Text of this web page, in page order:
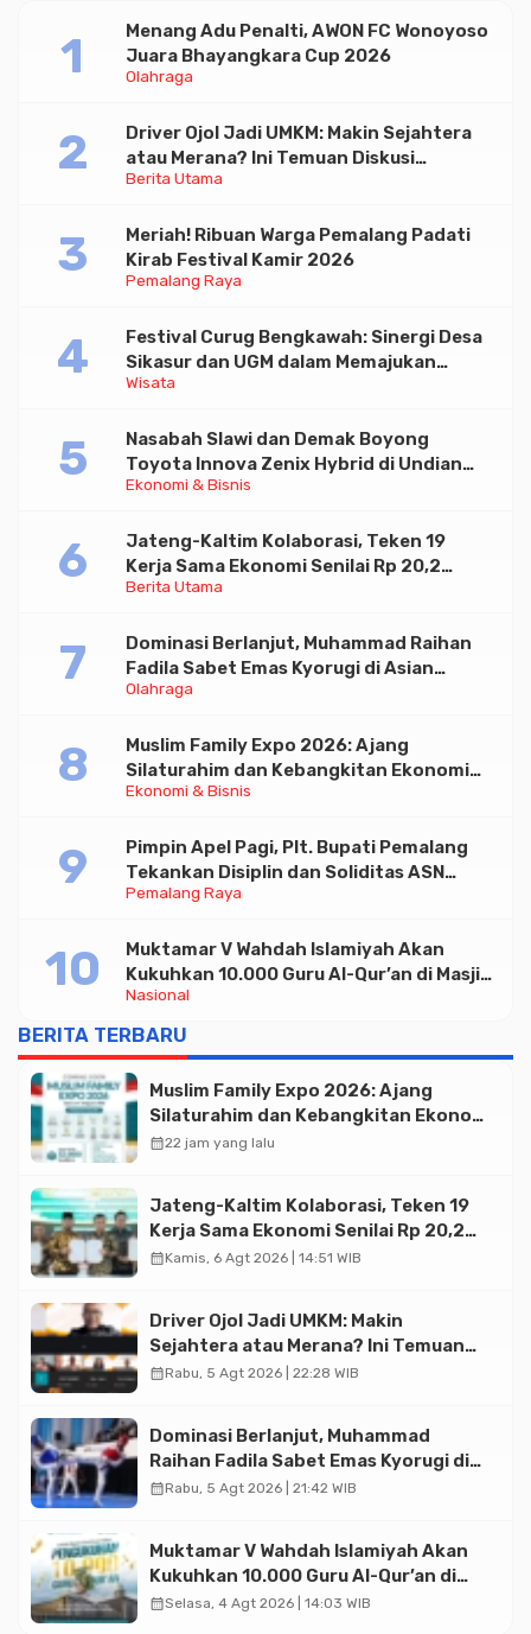
Olahraga
Menang Adu Penalti, AWON FC Wonoyoso
Juara Bhayangkara Cup 2026
Berita Utama
Driver Ojol Jadi UMKM: Makin Sejahtera
atau Merana? Ini Temuan Diskusi
Paramadina
Pemalang Raya
Meriah! Ribuan Warga Pemalang Padati
Kirab Festival Kamir 2026
Wisata
Festival Curug Bengkawah: Sinergi Desa
Sikasur dan UGM dalam Memajukan
Wisata serta UMKM Lokal
Ekonomi & Bisnis
Nasabah Slawi dan Demak Boyong
Toyota Innova Zenix Hybrid di Undian
Tabungan Bima Bank Jateng
Berita Utama
Jateng-Kaltim Kolaborasi, Teken 19
Kerja Sama Ekonomi Senilai Rp 20,2
Triliun
Olahraga
Dominasi Berlanjut, Muhammad Raihan
Fadila Sabet Emas Kyorugi di Asian
Taekwondo Indonesia Open 2026
Ekonomi & Bisnis
Muslim Family Expo 2026: Ajang
Silaturahim dan Kebangkitan Ekonomi
Halal di Jakarta
Pemalang Raya
Pimpin Apel Pagi, Plt. Bupati Pemalang
Tekankan Disiplin dan Soliditas ASN
untuk Pelayanan Publik
Nasional
Muktamar V Wahdah Islamiyah Akan
Kukuhkan 10.000 Guru Al-Qur’an di Masjid
Istiqlal
BERITA TERBARU
Muslim Family Expo 2026: Ajang
Silaturahim dan Kebangkitan Ekonomi
Halal di Jakarta
calendar_month22 jam yang lalu
Jateng-Kaltim Kolaborasi, Teken 19
Kerja Sama Ekonomi Senilai Rp 20,2
Triliun
calendar_monthKamis, 6 Agt 2026 | 14:51 WIB
Driver Ojol Jadi UMKM: Makin
Sejahtera atau Merana? Ini Temuan
Diskusi Paramadina
calendar_monthRabu, 5 Agt 2026 | 22:28 WIB
Dominasi Berlanjut, Muhammad
Raihan Fadila Sabet Emas Kyorugi di
Asian Taekwondo Indonesia Open
calendar_monthRabu, 5 Agt 2026 | 21:42 WIB
Muktamar V Wahdah Islamiyah Akan
Kukuhkan 10.000 Guru Al-Qur’an di
Masjid Istiqlal
calendar_monthSelasa, 4 Agt 2026 | 14:03 WIB